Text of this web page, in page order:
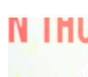
Trang chủ